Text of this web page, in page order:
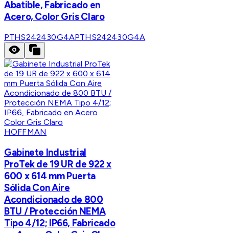
Abatible, Fabricado en
Acero, Color Gris Claro
PTHS242430G4APTHS242430G4A
HOFFMAN
Gabinete Industrial
ProTek de 19 UR de 922 x
600 x 614 mm Puerta
Sólida Con Aire
Acondicionado de 800
BTU / Protección NEMA
Tipo 4/12; IP66, Fabricado